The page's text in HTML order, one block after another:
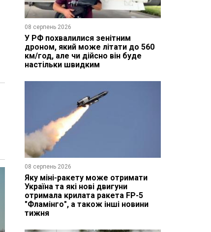
08 серпень 2026
У РФ похвалилися зенітним
дроном, який може літати до 560
км/год, але чи дійсно він буде
настільки швидким
08 серпень 2026
Яку міні-ракету може отримати
Україна та які нові двигуни
отримала крилата ракета FP-5
"Фламінго", а також інші новини
тижня